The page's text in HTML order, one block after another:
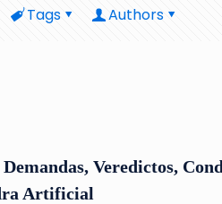
Tags Authors
Veredictos,
Artificial